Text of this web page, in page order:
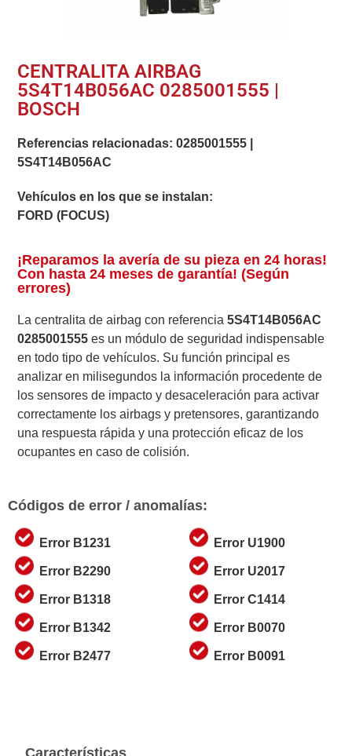
CENTRALITA AIRBAG
5S4T14B056AC 0285001555 |
BOSCH
Referencias relacionadas:0285001555
5S4T14B056AC
Vehículos en los que se instalan:
FORD (FOCUS)
¡Reparamos la avería de su pieza en 24 horas!
Con hasta 24 meses de garantía! (Según
errores)
La centralita de airbag con referencia5S4T14B056AC
0285001555 es un módulo de seguridad indispensable
en todo tipo de vehículos. Su función principal es
analizar en milisegundos la información procedente de
los sensores de impacto y desaceleración para activar
correctamente los airbags y pretensores, garantizando
una respuesta rápida y una protección eficaz de los
ocupantes en caso de colisión.
Códigos de error / anomalías:
Error B1231
Error B2290
Error B1318
Error B1342
Error B2477
Error U1900
Error U2017
Error C1414
Error B0070
Error B0091
Características